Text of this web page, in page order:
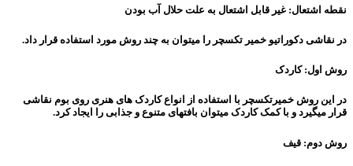
نقطه اشتعال: غیر قابل اشتعال به علت حلال آب بودن
در نقاشی دکوراتیو خمیر تکسچر را میتوان به چند روش مورد استفاده قرار داد.
روش اول: کاردک
در این روش خمیرتکسچر با استفاده از انواع کاردک های هنری روی بوم نقاشی
قرار میگیرد و با کمک کاردک میتوان بافتهای متنوع و جذابی را ایجاد کرد.
روش دوم: قیف